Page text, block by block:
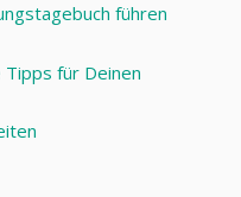
führen
für Deinen